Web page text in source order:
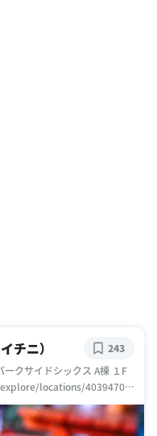
チニ）
クサイドシックス A棟 １F
locations/40394709
243